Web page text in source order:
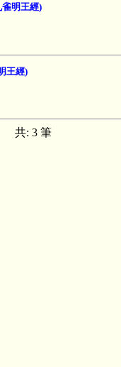
明王經)
王經)
共: 3 筆